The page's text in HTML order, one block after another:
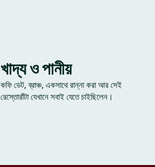
খাদ্য ও পানীয়
কফি ডেট, ব্রাঞ্চ, একসাথে রান্না করা আর সেই
রেস্তোরাঁটা যেখানে সবাই যেতে চাইছিলেন।